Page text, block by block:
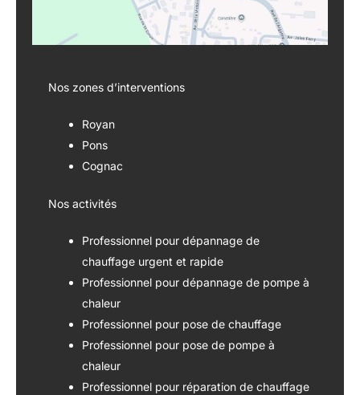
Nos zones d’interventions
Royan
Pons
Cognac
Nos activités
Professionnel pour dépannage de
chauffage urgent et rapide
Professionnel pour dépannage de pompe à
chaleur
Professionnel pour pose de chauffage
Professionnel pour pose de pompe à
chaleur
Professionnel pour réparation de chauffage